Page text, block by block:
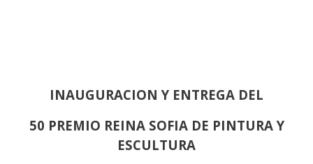
INAUGURACION Y ENTREGA DEL
50 PREMIO REINA SOFIA DE PINTURA Y
ESCULTURA